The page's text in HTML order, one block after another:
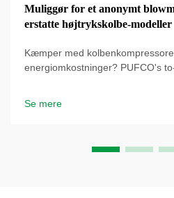
Muliggør for et anonymt
erstatte højtrykskolbe-modeller
Kæmper med
energiomkostninger? PUFCO's
omkostninger – anmod om en
Se mere